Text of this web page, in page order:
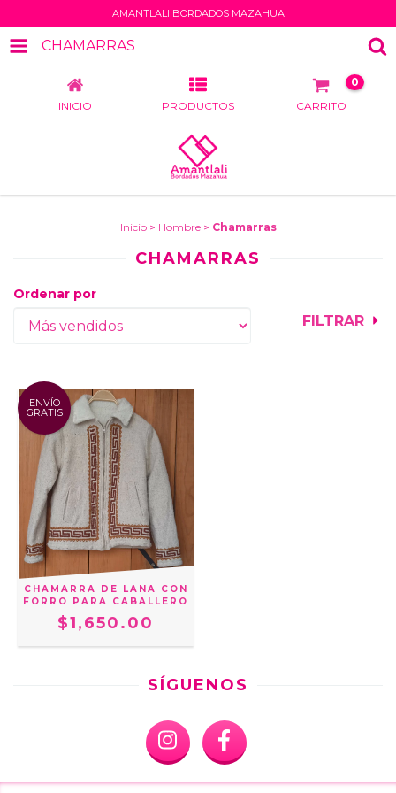
AMANTLALI BORDADOS MAZAHUA
CHAMARRAS
INICIO PRODUCTOS CARRITO
0
Inicio > Hombre > Chamarras
CHAMARRAS
Ordenar por
FILTRAR
ENVÍO
GRATIS
CHAMARRA DE LANA CON
FORRO PARA CABALLERO
$1,650.00
SÍGUENOS